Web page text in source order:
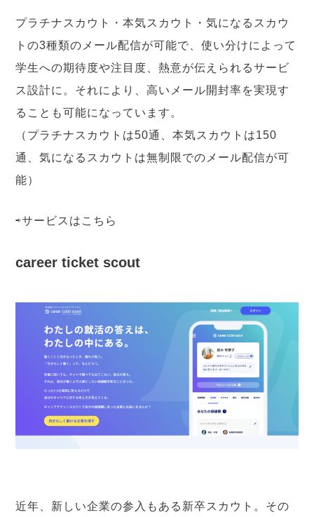
プラチナスカウト・本気スカウト・気になるスカウ
トの3種類のメール配信が可能で、使い分けによって
学生への期待度や注目度、熱意が伝えられるサービ
ス設計に。それにより、高いメール開封率を実現す
ることも可能になっています。
（プラチナスカウトは50通、本気スカウトは150
通、気になるスカウトは無制限でのメール配信が可
能）
⇨サービスは こちら
career ticket scout
近年、新しい企業の参入もある新卒スカウト。その